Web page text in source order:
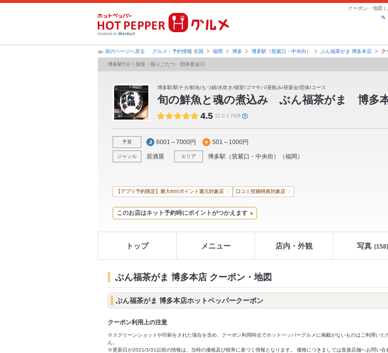
クーポン・地図 |
前のページへ戻る グルメ・予約情報 全国 福岡 博多 博多駅（筑紫口・中央街） ぶん福茶がま 博多本店 ク
博多駅5分！個室・掘りごたつ・団体宴会◎
博多駅/駅チカ/鮮魚/もつ鍋/水炊き/個室/ゴマサバ/昼飲み/昼宴会/団体/コース
旬の鮮魚と魂の煮込み ぶん福茶がま 博多
4.5 口コミ76件
予算 6001～7000円 501～1000円
ジャンル 居酒屋 エリア 博多駅（筑紫口・中央街） （福岡 ）
【アプリ予約限定】最大800ポイント還元対象店 口コミ投稿特典対象店
このお店はネット予約時にポイントがつかえます
トップ メニュー 店内・外観 写真 (158)
ぶん福茶がま 博多本店 クーポン・地図
ぶん福茶がま 博多本店ホットペッパークーポン
クーポン利用上の注意
※スクリーンショットや印刷をされた場合を含め、クーポン利用時点でホットペッパーグルメに掲載がないものはご利用いた
ん。
※更新日が2021/3/31以前の情報は、当時の価格及び税率に基づく情報となります。 価格につきましては直接店舗へお問い合